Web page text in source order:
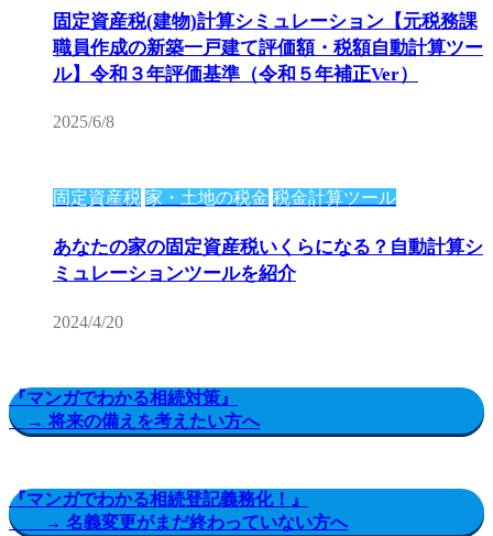
固定資産税(建物)計算シミュレーション【元税務課
職員作成の新築一戸建て評価額・税額自動計算ツー
ル】令和３年評価基準（令和５年補正Ver）
2025/6/8
固定資産税 家・土地の税金 税金計算ツール
あなたの家の固定資産税いくらになる？自動計算シ
ミュレーションツールを紹介
2024/4/20
『マンガでわかる相続対策』
→ 将来の備えを考えたい方へ
『マンガでわかる相続登記義務化！』
→ 名義変更がまだ終わっていない方へ